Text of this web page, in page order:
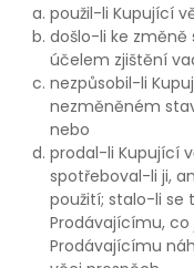
použil-li Kupující
došlo-li ke změně
účelem zjištění
nezpůsobil-li
nezměněném
nebo
prodal-li Kupující
spotřeboval-li ji,
použití; stalo-li se
Prodávajícímu,
Prodávajícímu